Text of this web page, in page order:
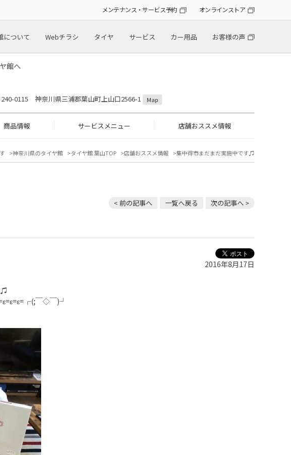
メンテナンス・サービス予約 オンラインストア
について Webチラシ タイヤ サービス カー用品 お客様の声
館へ
240-0115 神奈川県三浦郡葉山町上山口2566-1 Map
商品情報 サービスメニュー 店舗おススメ情報
神奈川県のタイヤ館 タイヤ館 葉山TOP 店舗おススメ情報 集中得市まだまだ実施中です♫
< 前の記事へ 一覧へ戻る 次の記事へ >
2016年8月17日
♫
￣◇￣)┘